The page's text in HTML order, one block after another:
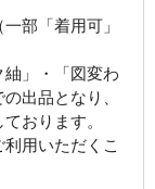
部「着用可」
」・「図変わ
出品となり、
おります。
用いただくこ